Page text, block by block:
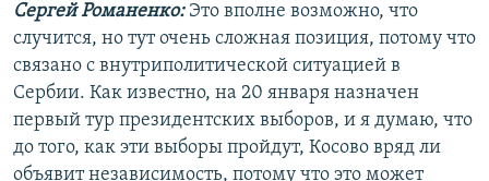
Сергей Романенко: Это вполне возможно, что
случится, но тут очень сложная позиция, потому что
связано с внутриполитической ситуацией в
Сербии. Как известно, на 20 января назначен
первый тур президентских выборов, и я думаю, что
до того, как эти выборы пройдут, Косово вряд ли
объявит независимость, потому что это может